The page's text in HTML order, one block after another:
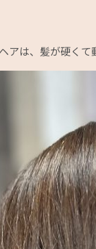
アは、髪が硬くて